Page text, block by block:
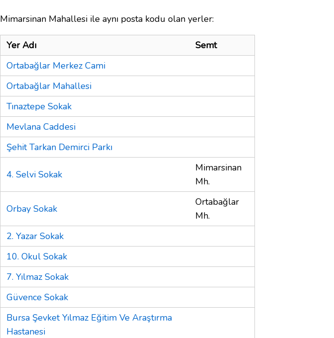
Mimarsinan Mahallesi ile aynı posta kodu olan yerler:
Yer Adı
Semt
Ortabağlar Merkez Cami
Ortabağlar Mahallesi
Tınaztepe Sokak
Mevlana Caddesi
Şehit Tarkan Demirci Parkı
4. Selvi Sokak
Mimarsinan
Mh.
Orbay Sokak
Ortabağlar
Mh.
2. Yazar Sokak
10. Okul Sokak
7. Yılmaz Sokak
Güvence Sokak
Bursa Şevket Yılmaz Eğitim Ve Araştırma
Hastanesi